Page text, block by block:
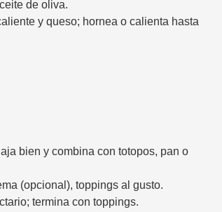
de oliva.
y queso; hornea o calienta hasta
bien y combina con totopos, pan o
(opcional), toppings al gusto.
termina con toppings.